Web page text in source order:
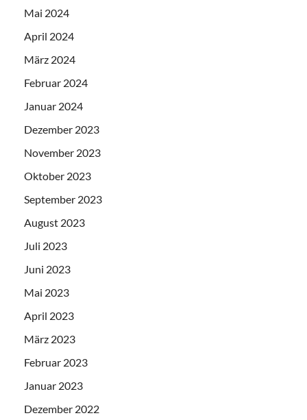
Mai 2024
April 2024
März 2024
Februar 2024
Januar 2024
Dezember 2023
November 2023
Oktober 2023
September 2023
August 2023
Juli 2023
Juni 2023
Mai 2023
April 2023
März 2023
Februar 2023
Januar 2023
Dezember 2022